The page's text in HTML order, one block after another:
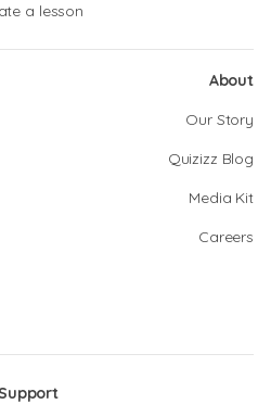
a lesson
About
Our Story
Quizizz Blog
Media Kit
Careers